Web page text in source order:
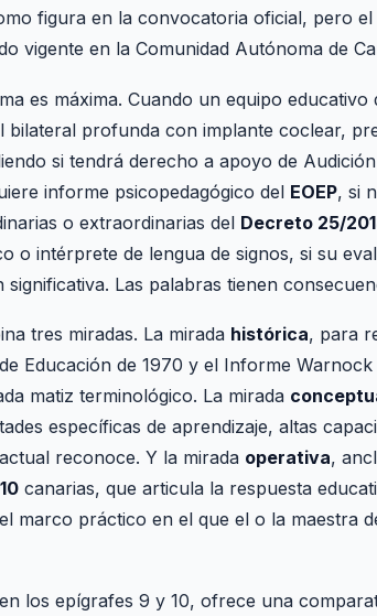
figura en la convocatoria oficial, pero
vigente en la Comunidad Autónoma de
es máxima. Cuando un equipo
profunda con implante coclear,
si tendrá derecho a apoyo de
informe psicopedagógico del EOEP, si
o extraordinarias del Decreto 25/
o intérprete de lengua de signos, si su
Las palabras tienen
tres miradas. La mirada histórica, para
Educación de 1970 y el Informe
matiz terminológico. La mirada
específicas de aprendizaje, altas
reconoce. Y la mirada operativa,
canarias, que articula la respuesta
marco práctico en el que el o la maestra
los epígrafes 9 y 10, ofrece una